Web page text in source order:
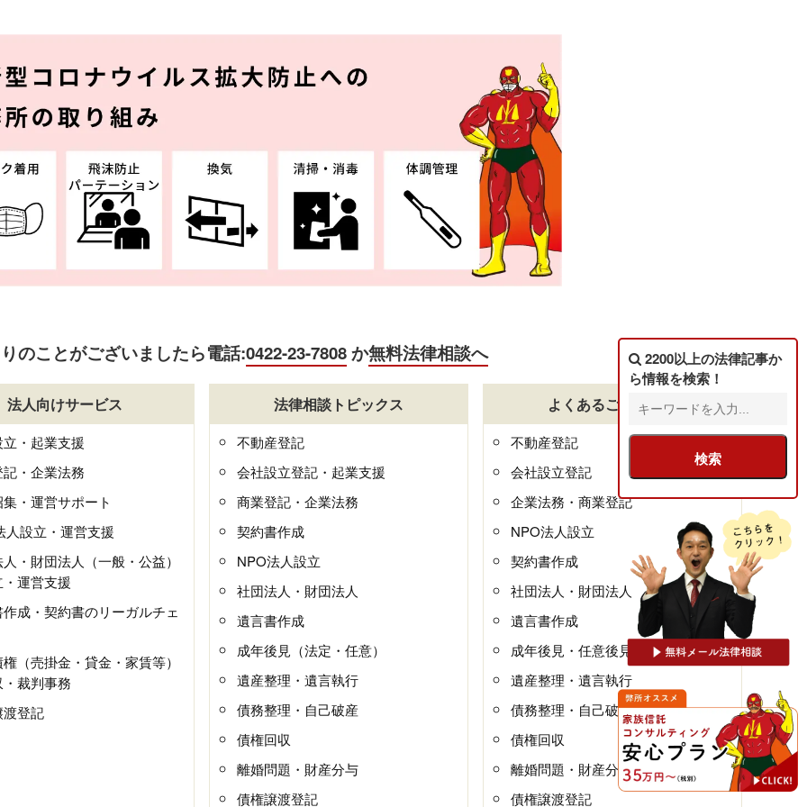
のことがございましたら電話:0422-23-7808か無料法律相談へ
法人向けサービス
・起業支援
・企業法務
・運営サポート
人設立・運営支援
・財団法人（一般・公益）
運営支援
成・契約書のリーガルチェ
（売掛金・貸金・家賃等）
裁判事務
登記
法律相談トピックス
不動産登記
会社設立登記・起業支援
商業登記・企業法務
契約書作成
NPO法人設立
社団法人・財団法人
遺言書作成
成年後見（法定・任意）
遺産整理・遺言執行
債務整理・自己破産
債権回収
離婚問題・財産分与
債権譲渡登記
よくあるご質問一覧
不動産登記
会社設立登記
企業法務・商業登記
NPO法人設立
契約書作成
社団法人・財団法人
遺言書作成
成年後見・任意後見
遺産整理・遺言執行
債務整理・自己破産
債権回収
離婚問題・財産分与
債権譲渡登記
2200以上の法律記事か
ら情報を検索！